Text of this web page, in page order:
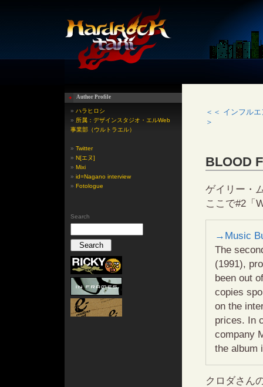
Author Profile
» ハラヒロシ
» 所属：デザインスタジオ・エルWeb
事業部（ウルトラエル）
» Twitter
» N[エヌ]
» Mixi
» id=Nagano interview
» Fotologue
Search
＜＜ インフル
＞
BLOOD
ゲイリー・
ここで#2「
→Music
The
(1991),
been out
copies
on the
prices. In
company
the album
クロダさん